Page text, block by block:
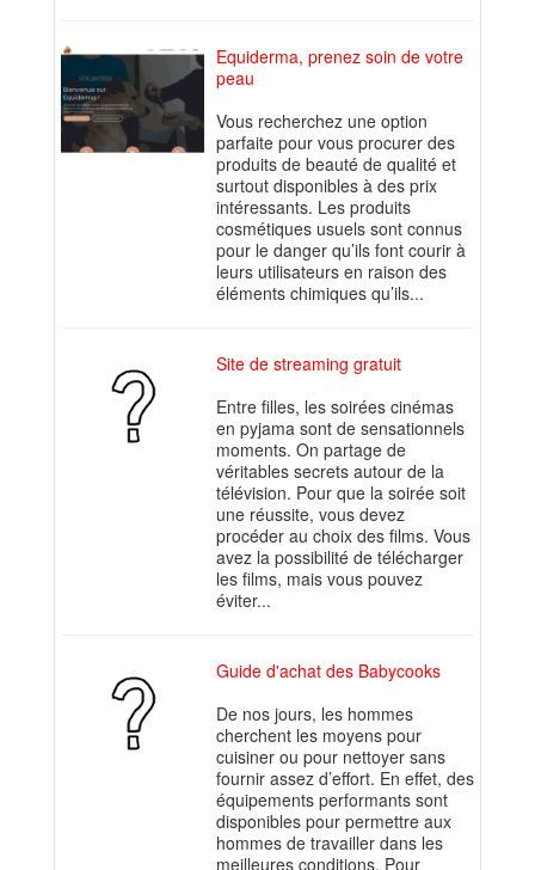
Equiderma, prenez soin de votre
peau
Vous recherchez une option
parfaite pour vous procurer des
produits de beauté de qualité et
surtout disponibles à des prix
intéressants. Les produits
cosmétiques usuels sont connus
pour le danger qu’ils font courir à
leurs utilisateurs en raison des
éléments chimiques qu’ils...
Site de streaming gratuit
Entre filles, les soirées cinémas
en pyjama sont de sensationnels
moments. On partage de
véritables secrets autour de la
télévision. Pour que la soirée soit
une réussite, vous devez
procéder au choix des films. Vous
avez la possibilité de télécharger
les films, mais vous pouvez
éviter...
Guide d'achat des Babycooks
De nos jours, les hommes
cherchent les moyens pour
cuisiner ou pour nettoyer sans
fournir assez d’effort. En effet, des
équipements performants sont
disponibles pour permettre aux
hommes de travailler dans les
meilleures conditions. Pour